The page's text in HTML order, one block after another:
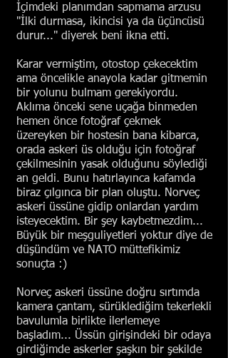
İçimdeki planımdan sapmama arzusu
"İlki durmasa, ikincisi ya da üçüncüsü
durur..." diyerek beni ikna etti.
Karar vermiştim, otostop çekecektim
ama öncelikle anayola kadar gitmemin
bir yolunu bulmam gerekiyordu.
Aklıma önceki sene uçağa binmeden
hemen önce fotoğraf çekmek
üzereyken bir hostesin bana kibarca,
orada askeri üs olduğu için fotoğraf
çekilmesinin yasak olduğunu söylediği
an geldi. Bunu hatırlayınca kafamda
biraz çılgınca bir plan oluştu. Norveç
askeri üssüne gidip onlardan yardım
isteyecektim. Bir şey kaybetmezdim...
Büyük bir meşguliyetleri yoktur diye de
düşündüm ve NATO müttefikimiz
sonuçta :)
Norveç askeri üssüne doğru sırtımda
kamera çantam, sürüklediğim tekerlekli
bavulumla birlikte ilerlemeye
başladım... Üssün girişindeki bir odaya
girdiğimde askerler şaşkın bir şekilde